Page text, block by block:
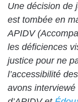
Une décision de
est tombée en
APIDV
les déficiences
justice pour ne
l’accessibilité
avons interviewé